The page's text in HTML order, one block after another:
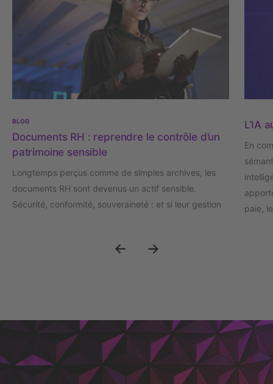
BLOG
Documents RH : reprendre le contrôle d’un
patrimoine sensible
Longtemps perçus comme de simples archives, les
documents RH sont devenus un actif sensible.
Sécurité, conformité, souveraineté : et si leur gestion
L’IA
En
paie,